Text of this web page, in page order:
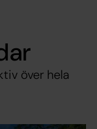
över hela